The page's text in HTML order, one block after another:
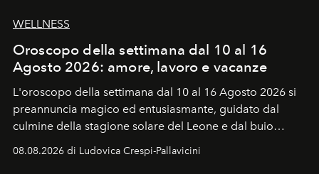
WELLNESS
Oroscopo della settimana dal 10 al 16
Agosto 2026: amore, lavoro e vacanze
L'oroscopo della settimana dal 10 al 16 Agosto 2026 si
preannuncia magico ed entusiasmante, guidato dal
culmine della stagione solare del Leone e dal buio
favorevole della Luna nuova in Leone del 12 agosto,
ideale per la notte delle Perseidi.
08.08.2026 di Ludovica Crespi-Pallavicini